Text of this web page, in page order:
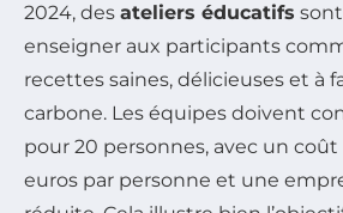
2024, des ateliers éducatifs
enseigner aux participants
recettes saines, délicieuses et à
carbone. Les équipes doivent
pour 20 personnes, avec un
euros par personne et une